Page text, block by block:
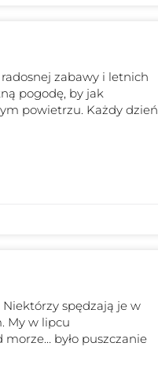
zabawy i letnich
pogodę, by jak
powietrzu. Każdy dzień
spędzają je w
My w lipcu
morze… było puszczanie